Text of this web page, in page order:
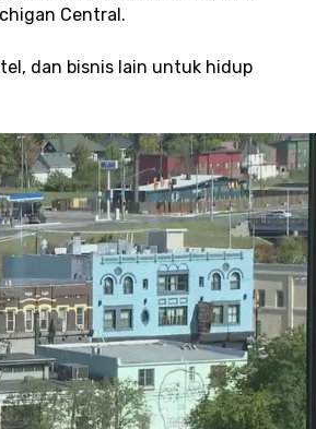
Central.
dan bisnis lain untuk hidup